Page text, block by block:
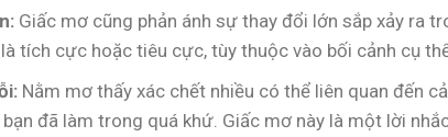
Giấc mơ cũng phản ánh sự thay đổi lớn sắp xảy ra
tích cực hoặc tiêu cực, tùy thuộc vào bối cảnh cụ
Nằm mơ thấy xác chết nhiều có thể liên quan đến
đã làm trong quá khứ. Giấc mơ này là một lời